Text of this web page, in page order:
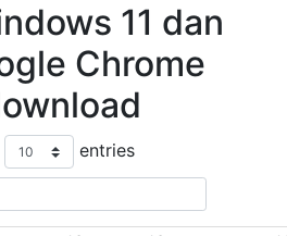
11 dan
Chrome
entries